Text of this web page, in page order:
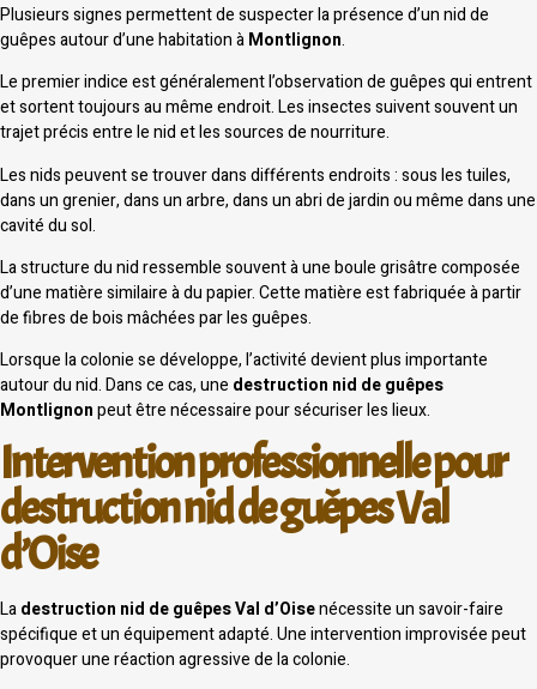
Plusieurs signes permettent de suspecter la présence d’un nid de
guêpes autour d’une habitation àMontlignon.
Le premier indice est généralement l’observation de guêpes qui entrent
et sortent toujours au même endroit. Les insectes suivent souvent un
trajet précis entre le nid et les sources de nourriture.
Les nids peuvent se trouver dans différents endroits : sous les tuiles,
dans un grenier, dans un arbre, dans un abri de jardin ou même dans une
cavité du sol.
La structure du nid ressemble souvent à une boule grisâtre composée
d’une matière similaire à du papier. Cette matière est fabriquée à partir
de fibres de bois mâchées par les guêpes.
Lorsque la colonie se développe, l’activité devient plus importante
autour du nid. Dans ce cas, une destruction nid de guêpes
Montlignonpeut être nécessaire pour sécuriser les lieux.
Intervention professionnelle pour
destruction nid de guêpes Val
d’Oise
Ladestruction nid de guêpes Val d’Oisenécessite un savoir-faire
spécifique et un équipement adapté. Une intervention improvisée peut
provoquer une réaction agressive de la colonie.